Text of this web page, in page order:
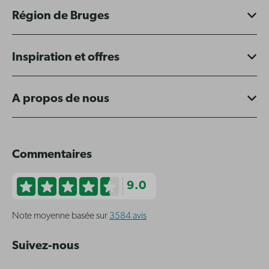
Région de Bruges
Inspiration et offres
A propos de nous
Commentaires
9.0
Note moyenne basée sur 3584 avis
Suivez-nous